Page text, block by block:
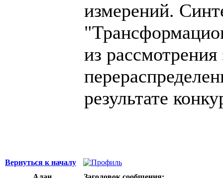
измерений.
из рассмотрения
результате
Вернуться к началу